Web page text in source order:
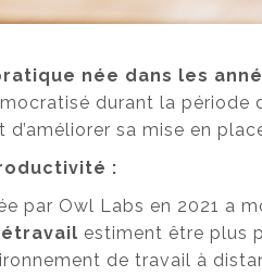
née dans les
durant la période
sa mise en
:
par Owl Labs en 2021 a
estiment être plus
de travail à